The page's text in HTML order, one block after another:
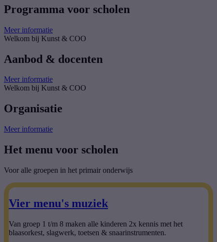
Programma voor scholen
Meer informatie
Welkom bij Kunst & COO
Aanbod & docenten
Meer informatie
Welkom bij Kunst & COO
Organisatie
Meer informatie
Het menu voor scholen
Voor alle groepen in het primair onderwijs
Vier menu's muziek
Van groep 1 t/m 8 maken alle kinderen 2x kennis met het
blaasorkest, slagwerk, toetsen & snaarinstrumenten.